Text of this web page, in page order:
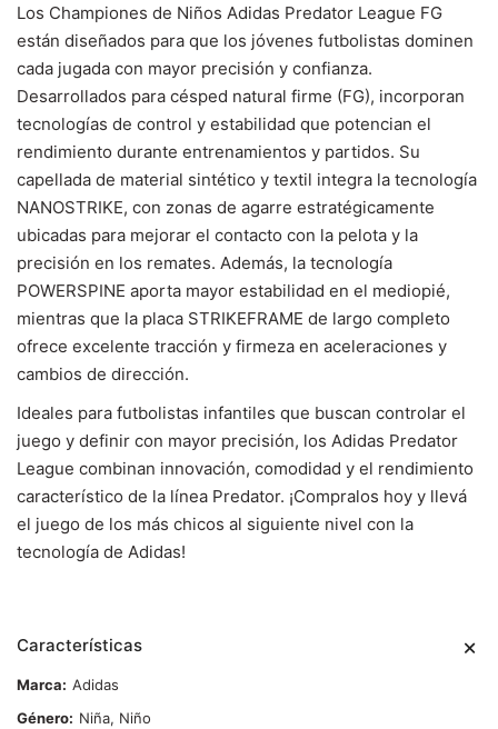
Los Championes de Niños Adidas Predator League FG
están diseñados para que los jóvenes futbolistas dominen
cada jugada con mayor precisión y confianza.
Desarrollados para césped natural firme (FG), incorporan
tecnologías de control y estabilidad que potencian el
rendimiento durante entrenamientos y partidos. Su
capellada de material sintético y textil integra la tecnología
NANOSTRIKE, con zonas de agarre estratégicamente
ubicadas para mejorar el contacto con la pelota y la
precisión en los remates. Además, la tecnología
POWERSPINE aporta mayor estabilidad en el mediopié,
mientras que la placa STRIKEFRAME de largo completo
ofrece excelente tracción y firmeza en aceleraciones y
cambios de dirección.
Ideales para futbolistas infantiles que buscan controlar el
juego y definir con mayor precisión, los Adidas Predator
League combinan innovación, comodidad y el rendimiento
característico de la línea Predator. ¡Compralos hoy y llevá
el juego de los más chicos al siguiente nivel con la
tecnología de Adidas!
Características
Marca
Adidas
Género
Niña, Niño